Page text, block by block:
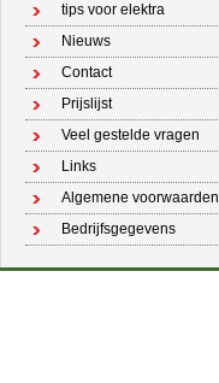
tips voor elektra
Nieuws
Contact
Prijslijst
Veel gestelde vragen
Links
Algemene voorwaarden
Bedrijfsgegevens